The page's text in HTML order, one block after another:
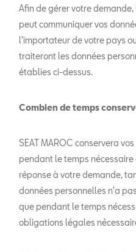
Afin de gérer votre demande,
peut communiquer vos
l'importateur de votre pays ou
traiteront les données
établies ci-dessus.
Combien de temps
SEAT MAROC conservera
pendant le temps
réponse à votre demande,
données personnelles n'a
que pendant le temps
obligations légales